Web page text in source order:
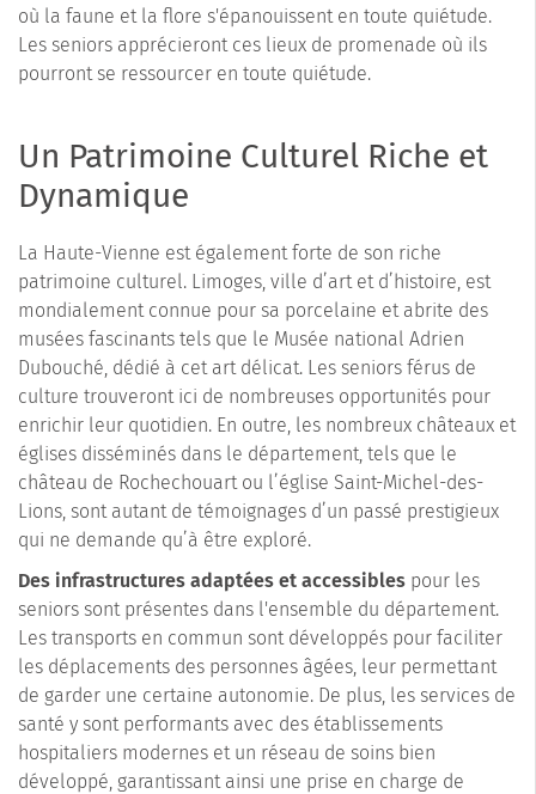
où la faune et la flore s'épanouissent en toute quiétude.
Les seniors apprécieront ces lieux de promenade où ils
pourront se ressourcer en toute quiétude.
Un Patrimoine Culturel Riche et
Dynamique
La Haute-Vienne est également forte de son riche
patrimoine culturel. Limoges, ville d’art et d’histoire, est
mondialement connue pour sa porcelaine et abrite des
musées fascinants tels que le Musée national Adrien
Dubouché, dédié à cet art délicat. Les seniors férus de
culture trouveront ici de nombreuses opportunités pour
enrichir leur quotidien. En outre, les nombreux châteaux et
églises disséminés dans le département, tels que le
château de Rochechouart ou l’église Saint-Michel-des-
Lions, sont autant de témoignages d’un passé prestigieux
qui ne demande qu’à être exploré.
Des infrastructures adaptées et accessibles pour les
seniors sont présentes dans l'ensemble du département.
Les transports en commun sont développés pour faciliter
les déplacements des personnes âgées, leur permettant
de garder une certaine autonomie. De plus, les services de
santé y sont performants avec des établissements
hospitaliers modernes et un réseau de soins bien
développé, garantissant ainsi une prise en charge de